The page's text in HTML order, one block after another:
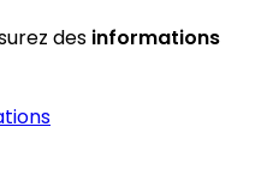
des informations